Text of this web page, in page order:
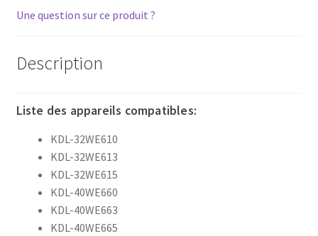
Une question sur ce produit ?
Description
Liste des appareils compatibles:
KDL-32WE610
KDL-32WE613
KDL-32WE615
KDL-40WE660
KDL-40WE663
KDL-40WE665